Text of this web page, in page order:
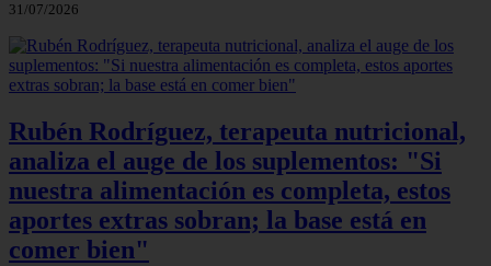
31/07/2026
Rubén Rodríguez, terapeuta nutricional,
analiza el auge de los suplementos: "Si
nuestra alimentación es completa, estos
aportes extras sobran; la base está en
comer bien"